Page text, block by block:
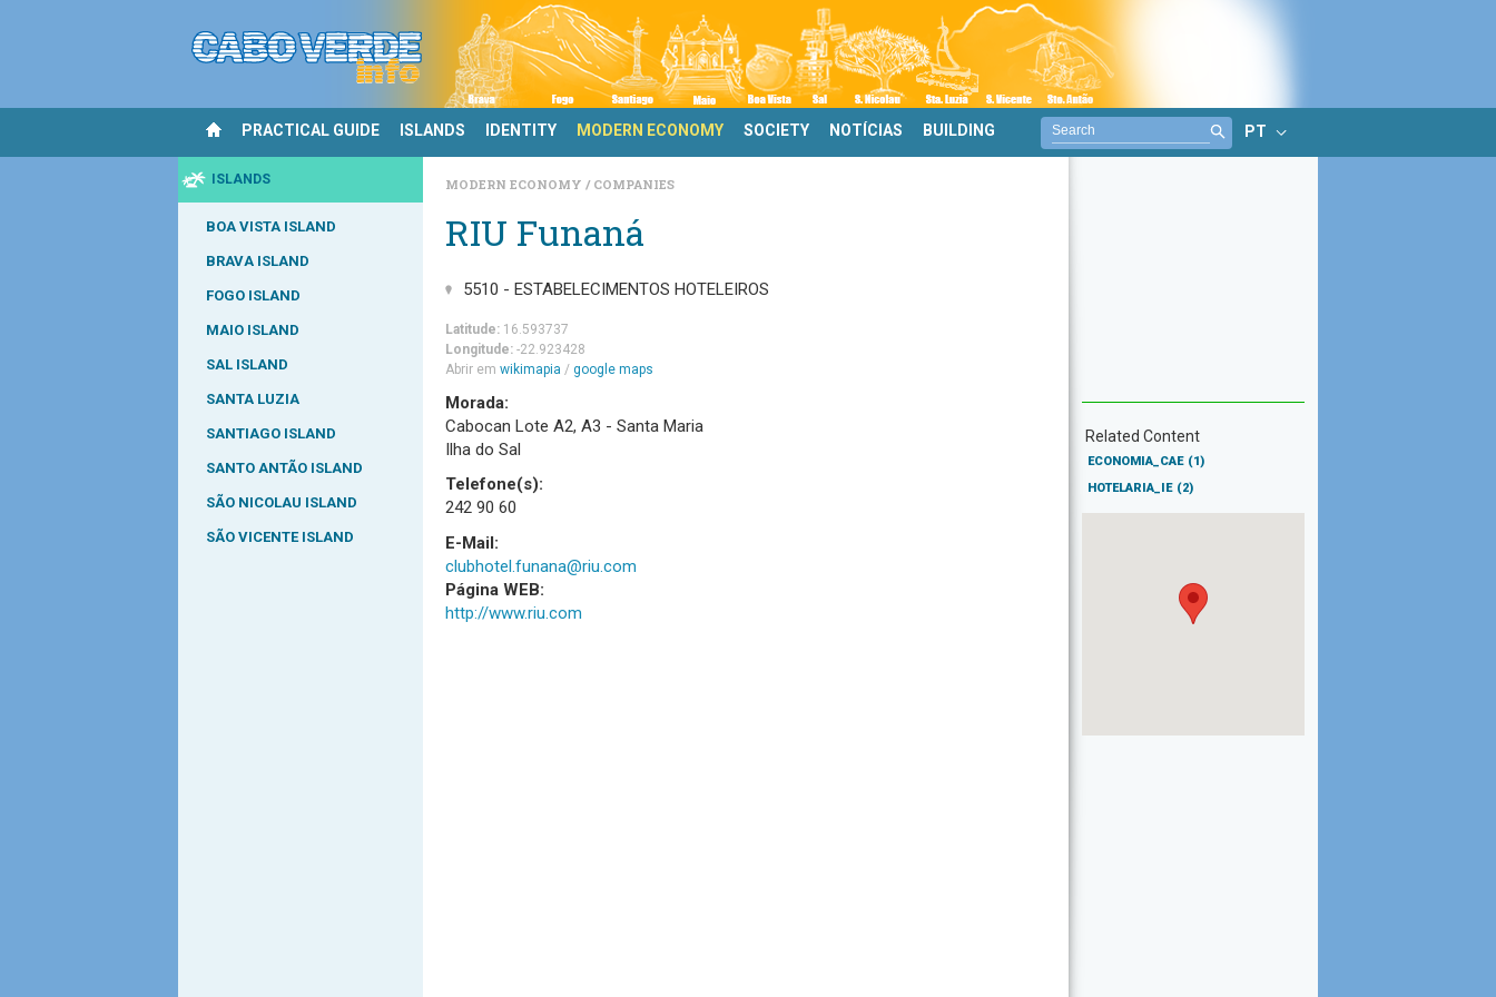
PRACTICAL GUIDE ISLANDS IDENTITY MODERN ECONOMY SOCIETY NOTÍCIAS BUILDING PT
ISLANDS
BOA VISTA ISLAND
BRAVA ISLAND
FOGO ISLAND
MAIO ISLAND
SAL ISLAND
SANTA LUZIA
SANTIAGO ISLAND
SANTO ANTÃO ISLAND
SÃO NICOLAU ISLAND
SÃO VICENTE ISLAND
MODERN ECONOMY COMPANIES
RIU Funaná
5510 - ESTABELECIMENTOS HOTELEIROS
Latitude: 16.593737
Longitude: -22.923428
Abrir em wikimapia / google maps
Morada:
Cabocan Lote A2, A3 - Santa Maria
Ilha do Sal
Telefone(s):
242 90 60
E-Mail:
clubhotel.funana@riu.com
Página WEB:
http://www.riu.com
Related Content
ECONOMIA_CAE (1)
HOTELARIA_IE (2)